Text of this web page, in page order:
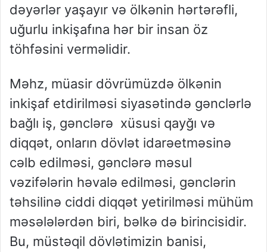
dəyərlər yaşayır və ölkənin hərtərəfli,
uğurlu inkişafına hər bir insan öz
töhfəsini verməlidir.
Məhz, müasir dövrümüzdə ölkənin
inkişaf etdirilməsi siyasətində gənclərlə
bağlı iş, gənclərə xüsusi qayğı və
diqqət, onların dövlət idarəetməsinə
cəlb edilməsi, gənclərə məsul
vəzifələrin həvalə edilməsi, gənclərin
təhsilinə ciddi diqqət yetirilməsi mühüm
məsələlərdən biri, bəlkə də birincisidir.
Bu, müstəqil dövlətimizin banisi,